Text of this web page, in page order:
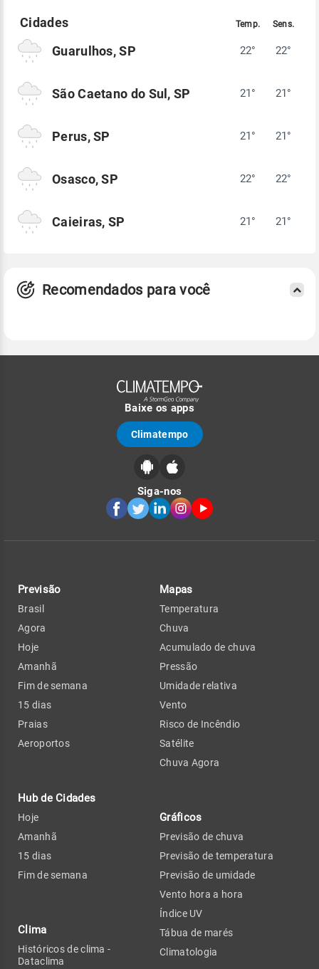
Guarulhos, SP 22° 22°
São Caetano do Sul, SP 21° 21°
Perus, SP 21° 21°
Osasco, SP 22° 22°
Caieiras, SP 21° 21°
Recomendados para você
Baixe os apps
Climatempo
Siga-nos
Previsão
Brasil
Agora
Hoje
Amanhã
Fim de semana
15 dias
Praias
Aeroportos
Hub de Cidades
Hoje
Amanhã
15 dias
Fim de semana
Clima
Históricos de clima -
Dataclima
Mapas
Temperatura
Chuva
Acumulado de chuva
Pressão
Umidade relativa
Vento
Risco de Incêndio
Satélite
Chuva Agora
Gráficos
Previsão de chuva
Previsão de temperatura
Previsão de umidade
Vento hora a hora
Índice UV
Tábua de marés
Climatologia